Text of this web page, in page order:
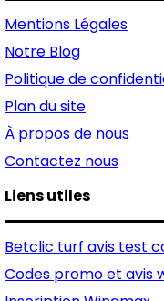
Mentions Légales
Notre Blog
Politique de
Plan du site
À propos de nous
Contactez nous
Liens utiles
Betclic turf avis test
Codes promo et avis